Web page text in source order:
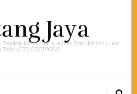
Jaya
Meja Berkualitas Siap Kirim Luar
Telp. (021) 8261.9088